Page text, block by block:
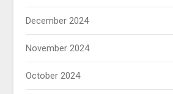
December 2024
November 2024
October 2024